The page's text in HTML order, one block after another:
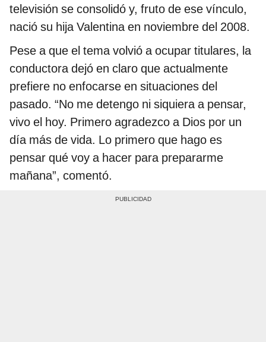
televisión se consolidó y, fruto de ese vínculo,
nació su hija Valentina en noviembre del 2008.
Pese a que el tema volvió a ocupar titulares, la
conductora dejó en claro que actualmente
prefiere no enfocarse en situaciones del
pasado. “No me detengo ni siquiera a pensar,
vivo el hoy. Primero agradezco a Dios por un
día más de vida. Lo primero que hago es
pensar qué voy a hacer para prepararme
mañana”, comentó.